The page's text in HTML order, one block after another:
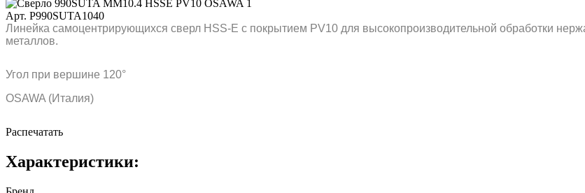
Арт. P990SUTA1040
Линейка самоцентрирующихся сверл HSS-E с покрытием PV10 для высокопроизводительной обработки
металлов.
Угол при вершине 120°
OSAWA (Италия)
Распечатать
Характеристики: